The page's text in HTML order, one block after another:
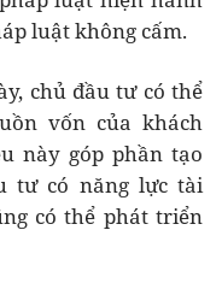
luật không cấm.
chủ đầu tư có thể
vốn của khách
này góp phần tạo
tư có năng lực tài
có thể phát triển